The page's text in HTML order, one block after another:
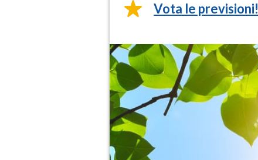
Vota le previsioni!